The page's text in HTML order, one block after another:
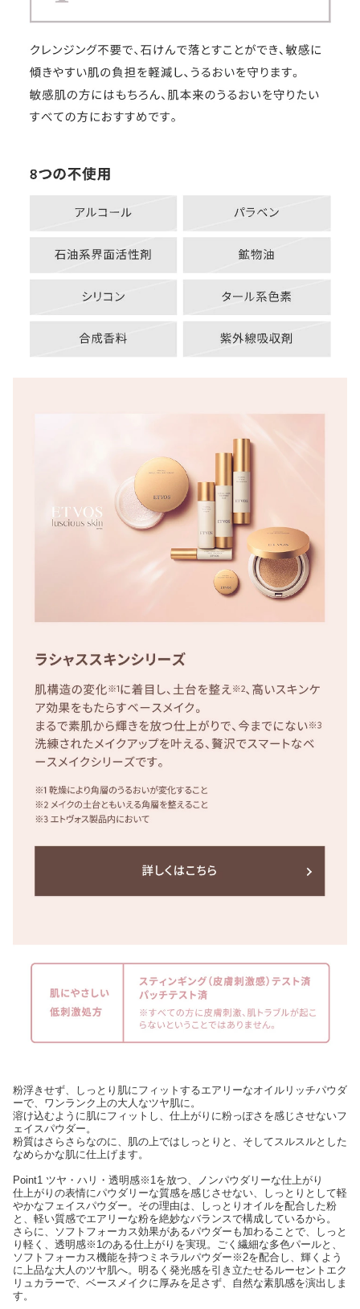
粉浮きせず、しっとり肌にフィットするエアリーなオイルリッチパウダ
ーで、ワンランク上の大人なツヤ肌に。
溶け込むように肌にフィットし、仕上がりに粉っぽさを感じさせないフ
ェイスパウダー。
粉質はさらさらなのに、肌の上ではしっとりと、そしてスルスルとした
なめらかな肌に仕上げます。
Point1 ツヤ・ハリ・透明感※1を放つ、ノンパウダリーな仕上がり
仕上がりの表情にパウダリーな質感を感じさせない、しっとりとして軽
やかなフェイスパウダー。その理由は、しっとりオイルを配合した粉
と、軽い質感でエアリーな粉を絶妙なバランスで構成しているから。
さらに、ソフトフォーカス効果があるパウダーも加わることで、しっと
り軽く、透明感※1のある仕上がりを実現。ごく繊細な多色パールと、
ソフトフォーカス機能を持つミネラルパウダー※2を配合し、輝くよう
に上品な大人のツヤ肌へ。明るく発光感を引き立たせるルーセントエク
リュカラーで、ベースメイクに厚みを足さず、自然な素肌感を演出しま
す。